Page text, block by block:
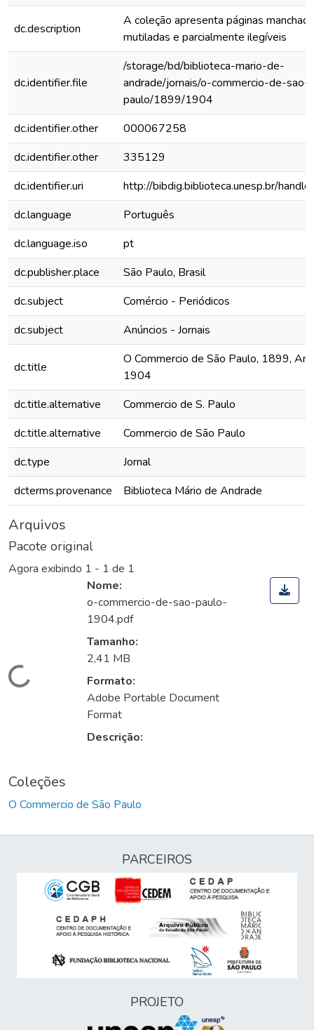
dc.description
A coleção apresenta páginas
mutiladas e parcialmente ilegíveis
dc.identifier.file
/storage/bd/biblioteca-mario-de-
andrade/jornais/o-commercio-de-sao-
paulo/1899/1904
dc.identifier.other
000067258
dc.identifier.other
335129
dc.identifier.uri
http://bibdig.biblioteca.unesp.br/
dc.language
Português
dc.language.iso
pt
dc.publisher.place
São Paulo, Brasil
dc.subject
Comércio - Periódicos
dc.subject
Anúncios - Jornais
dc.title
O Commercio de São Paulo, 1899,
1904
dc.title.alternative
Commercio de S. Paulo
dc.title.alternative
Commercio de São Paulo
dc.type
Jornal
dcterms.provenance
Biblioteca Mário de Andrade
Arquivos
Pacote original
Agora exibindo 1 - 1 de 1
Carregando...
Nome:
o-commercio-de-sao-paulo-
1904.pdf
Tamanho:
2,41 MB
Formato:
Adobe Portable Document
Format
Descrição:
Coleções
O Commercio de São Paulo
PARCEIROS
PROJETO